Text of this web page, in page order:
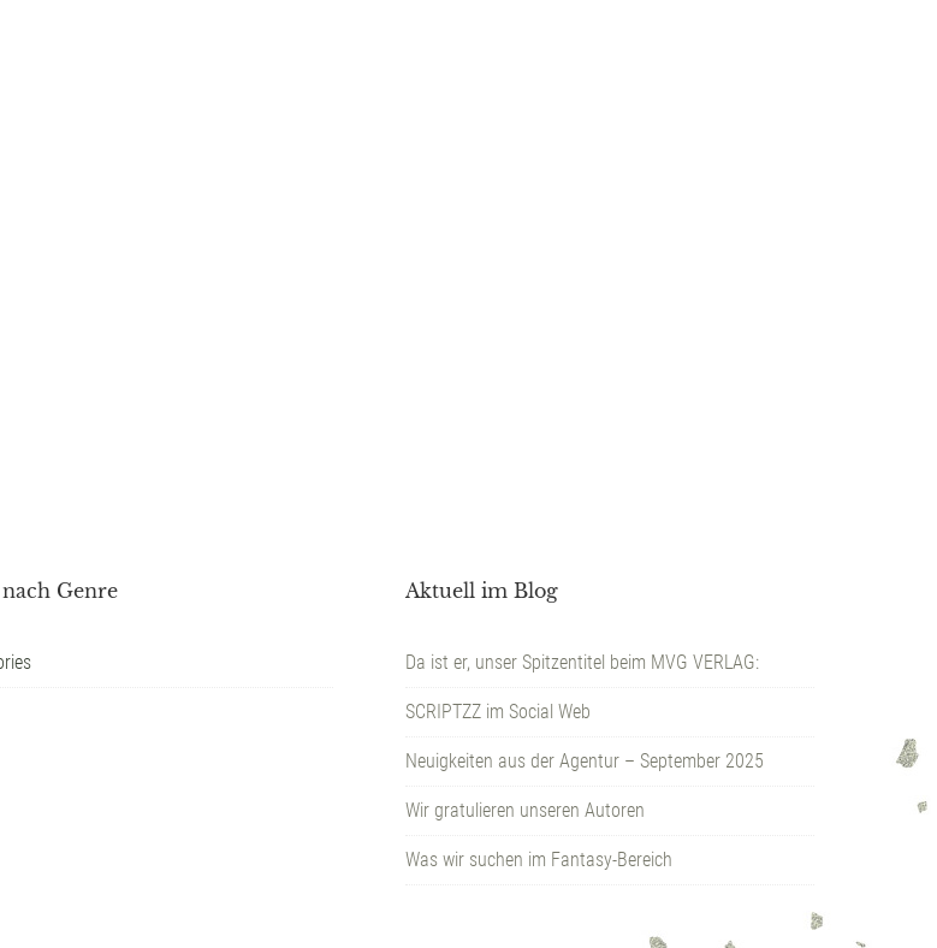
Genre Aktuell im Blog
Da ist er, unser Spitzentitel beim MVG VERLAG:
SCRIPTZZ im Social Web
Neuigkeiten aus der Agentur – September 2025
Wir gratulieren unseren Autoren
Was wir suchen im Fantasy-Bereich